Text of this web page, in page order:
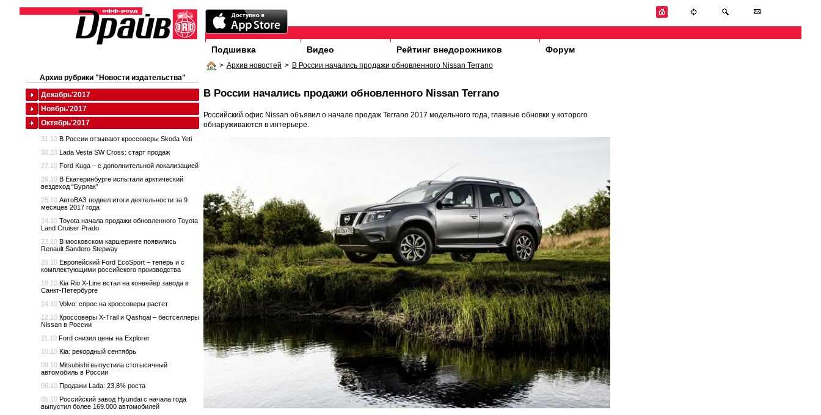
Подшивка Видео Рейтинг внедорожников Форум
> Архив новостей > В России начались продажи обновленного Nissan Terrano
В России начались продажи обновленного Nissan Terrano
Российский офис Nissan объявил о начале продаж Terrano 2017 модельного года, главные обновки у которого
обнаруживаются в интерьере.
Архив рубрики "Новости издательства"
Декабрь'2017
Ноябрь'2017
Октябрь'2017
31.10 В России отзывают кроссоверы Skoda Yeti
30.10 Lada Vesta SW Cross: старт продаж
27.10 Ford Kuga – с дополнительной локализацией
26.10 В Екатеринбурге испытали арктический
вездеход “Бурлак”
25.10 АвтоВАЗ подвел итоги деятельности за 9
месяцев 2017 года
24.10 Toyota начала продажи обновленного Toyota
Land Cruiser Prado
23.10 В московском каршеринге появились
Renault Sandero Stepway
20.10 Европейский Ford EcoSport – теперь и с
комплектующими российского производства
18.10 Kia Rio X-Line встал на конвейер завода в
Санкт-Петербурге
14.10 Volvo: спрос на кроссоверы растет
12.10 Кроссоверы X-Trail и Qashqai – бестселлеры
Nissan в России
11.10 Ford снизил цены на Explorer
10.10 Kia: рекордный сентябрь
09.10 Mitsubishi выпустила стотысячный
автомобиль в России
06.10 Продажи Lada: 23,8% роста
05.10 Российский завод Hyundai с начала года
выпустил более 169.000 автомобилей